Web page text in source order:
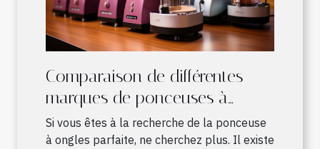
Comparaison de différentes
marques de ponceuses à
ongles
Si vous êtes à la recherche de la ponceuse
à ongles parfaite, ne cherchez plus. Il existe